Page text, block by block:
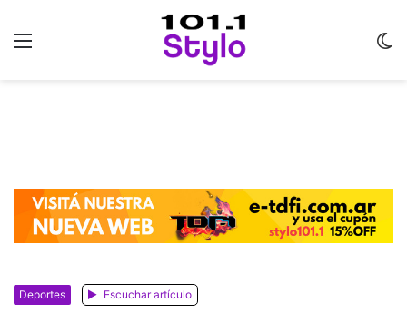
Deportes Escuchar artículo